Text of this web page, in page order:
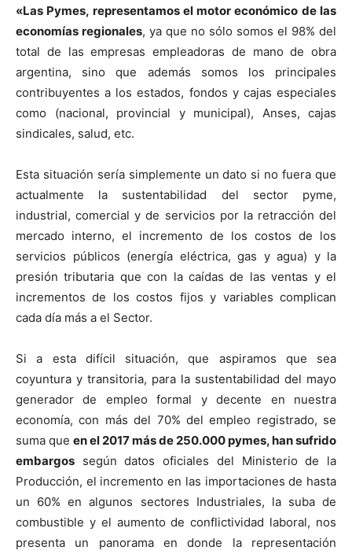
«Las Pymes, representamos el motor económico de las
economías regionales, ya que no sólo somos el 98% del
total de las empresas empleadoras de mano de obra
argentina, sino que además somos los principales
contribuyentes a los estados, fondos y cajas especiales
como (nacional, provincial y municipal), Anses, cajas
sindicales, salud, etc.
Esta situación sería simplemente un dato si no fuera que
actualmente la sustentabilidad del sector pyme,
industrial, comercial y de servicios por la retracción del
mercado interno, el incremento de los costos de los
servicios públicos (energía eléctrica, gas y agua) y la
presión tributaria que con la caídas de las ventas y el
incrementos de los costos fijos y variables complican
cada día más a el Sector.
Si a esta difícil situación, que aspiramos que sea
coyuntura y transitoria, para la sustentabilidad del mayo
generador de empleo formal y decente en nuestra
economía, con más del 70% del empleo registrado, se
suma que en el 2017 más de 250.000 pymes, han sufrido
embargos según datos oficiales del Ministerio de la
Producción, el incremento en las importaciones de hasta
un 60% en algunos sectores Industriales, la suba de
combustible y el aumento de conflictividad laboral, nos
presenta un panorama en donde la representación